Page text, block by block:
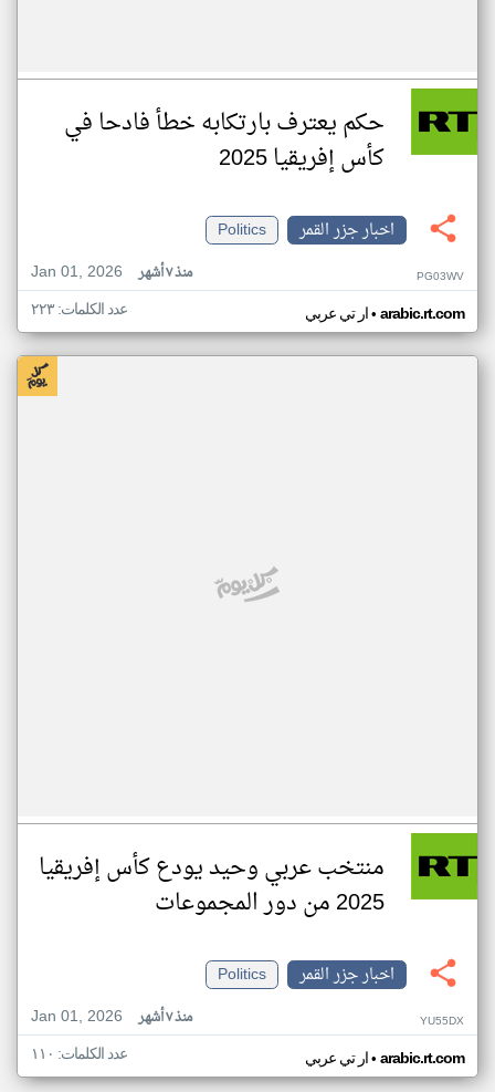
حكم يعترف بارتكابه خطأ فادحا في
كأس إفريقيا 2025
اخبار جزر القمر
Politics
Jan 01, 2026
منذ ٧ أشهر PG03WV
ار تي عربي• arabic.rt.com عدد الكلمات: ٢٢٣
منتخب عربي وحيد يودع كأس إفريقيا
2025 من دور المجموعات
اخبار جزر القمر
Politics
Jan 01, 2026
منذ ٧ أشهر YU55DX
ار تي عربي• arabic.rt.com عدد الكلمات: ١١٠